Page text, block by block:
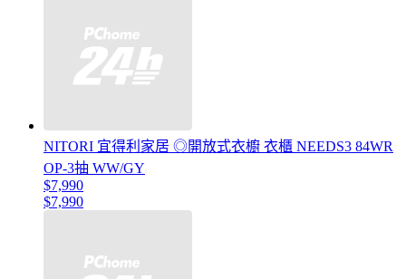
NITORI 宜得利家居 ◎開放式衣櫥 衣櫃 NEEDS3 84WR
OP-3抽 WW/GY
$7,990
$7,990